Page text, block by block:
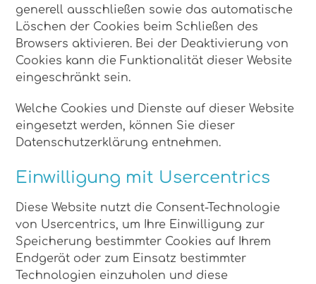
generell ausschließen sowie das automatische
Löschen der Cookies beim Schließen des
Browsers aktivieren. Bei der Deaktivierung von
Cookies kann die Funktionalität dieser Website
eingeschränkt sein.
Welche Cookies und Dienste auf dieser Website
eingesetzt werden, können Sie dieser
Datenschutzerklärung entnehmen.
Einwilligung mit Usercentrics
Diese Website nutzt die Consent-Technologie
von Usercentrics, um Ihre Einwilligung zur
Speicherung bestimmter Cookies auf Ihrem
Endgerät oder zum Einsatz bestimmter
Technologien einzuholen und diese